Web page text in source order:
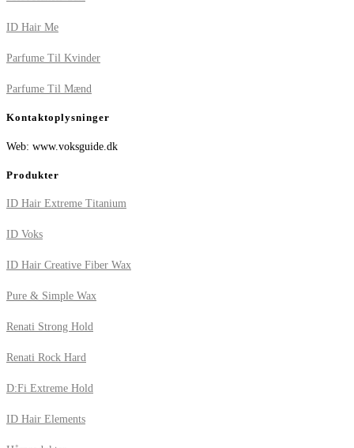
ID Hair Me
Parfume Til Kvinder
Parfume Til Mænd
Kontaktoplysninger
Web: www.voksguide.dk
Produkter
ID Hair Extreme Titanium
ID Voks
ID Hair Creative Fiber Wax
Pure & Simple Wax
Renati Strong Hold
Renati Rock Hard
D:Fi Extreme Hold
ID Hair Elements